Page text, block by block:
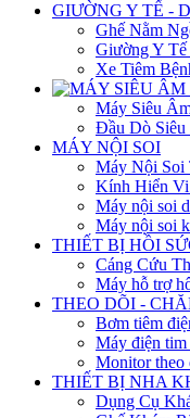
GIƯỜNG Y TẾ -
Ghế Nằm
Giường Y
Xe Tiêm
Máy Siêu
Đầu Dò
MÁY NỘI SOI
Máy Nội Soi
Kính Hiển
Máy nội soi
Máy nội soi
THIẾT BỊ HỒI
Cáng Cứu
Máy hỗ trợ
THEO DÕI -
Bơm tiêm
Máy điện tim
Monitor theo
THIẾT BỊ NHA
Dụng Cụ